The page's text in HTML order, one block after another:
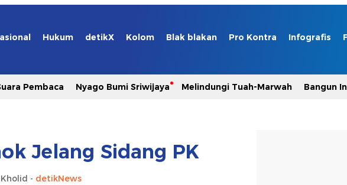
Hukum detikX Kolom Blak blakan Pro Kontra Infografis
Pembaca Nyago Bumi Sriwijaya Melindungi Tuah-Marwah Bangun
Jelang Sidang PK
- detikNews